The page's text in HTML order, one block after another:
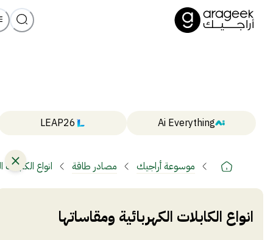
Ai Everything
LEAP26
موسوعة أراجيك مصادر طاقة انواع
انواع الكابلات الكهربائية ومقاساتها